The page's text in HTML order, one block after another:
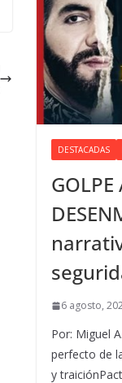
DESTACADAS
6 agosto,
Por: Miguel
perfecto de
y